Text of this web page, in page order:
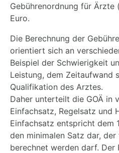
Gebührenordnung für
Euro.
Die Berechnung der
orientiert sich an
Beispiel der Schwierigkeit
Leistung, dem Zeitaufwand
Qualifikation des Arztes.
Daher unterteilt die GOÄ in
Einfachsatz, Regelsatz und
Einfachsatz entspricht dem
den minimalen Satz dar,
berechnet werden darf. Der